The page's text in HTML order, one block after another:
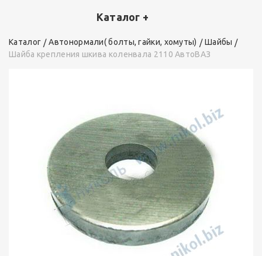
Каталог +
Каталог Автонормали( болты, гайки, хомуты)
Шайбы
Шайба крепления шкива коленвала 2110 АвтоВАЗ